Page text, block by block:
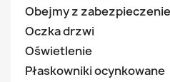
Obejmy z
Oczka drzwi
Oświetlenie
Płaskowniki ocynkowane